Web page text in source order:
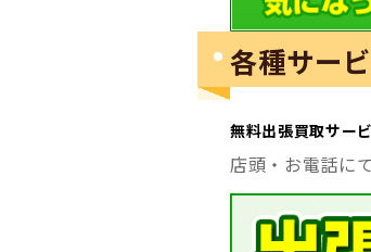
各種サー
無料出張買取サー
店頭・お電話に